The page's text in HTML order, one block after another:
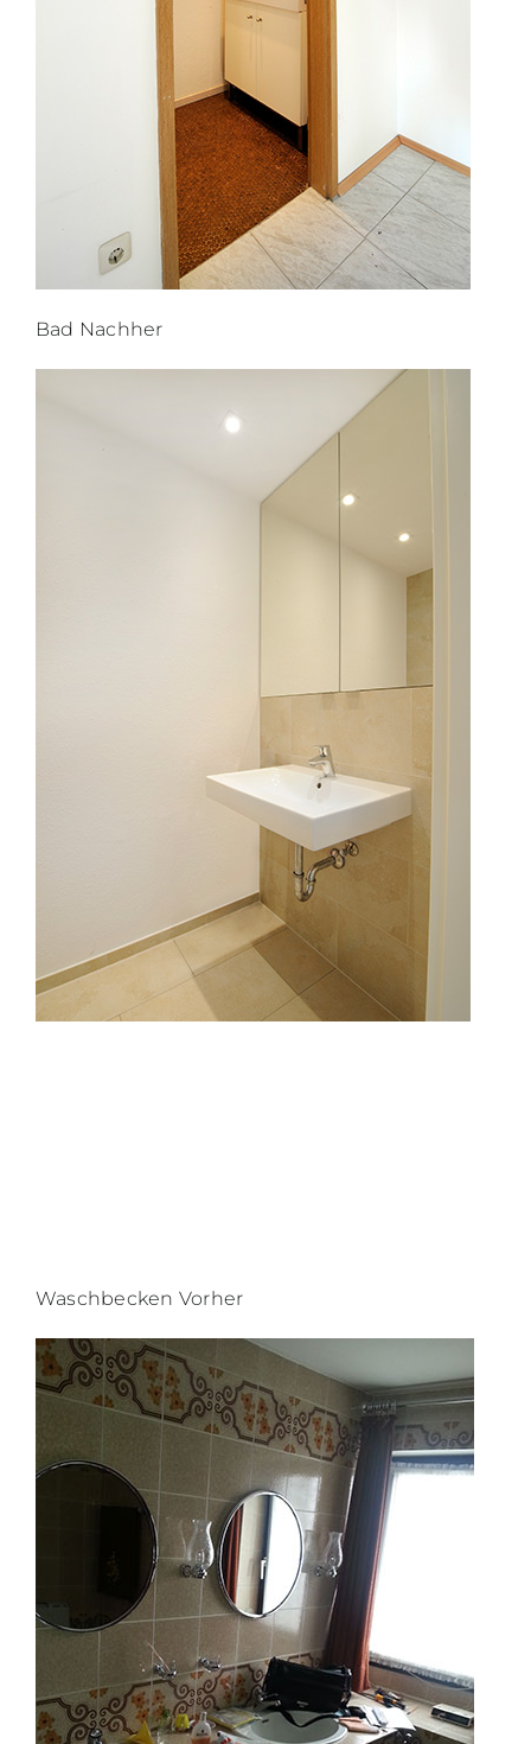
Bad Nachher
Waschbecken Vorher